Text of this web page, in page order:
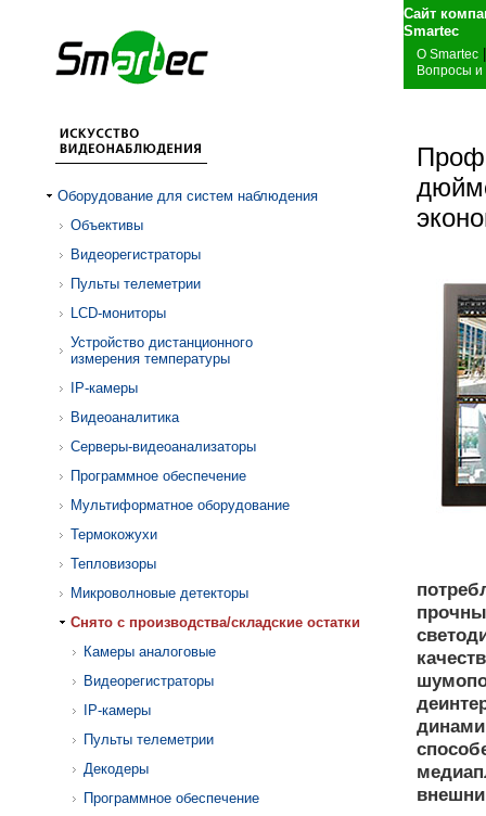
Сайт
О Smartec
Вопросы и
Оборудование для систем наблюдения
Объективы
Видеорегистраторы
Пульты телеметрии
LCD-мониторы
Устройство дистанционного
измерения температуры
IP-камеры
Видеоаналитика
Серверы-видеоанализаторы
Программное обеспечение
Мультиформатное оборудование
Термокожухи
Тепловизоры
Микроволновые детекторы
Cнято с производства/складские остатки
Камеры аналоговые
Видеорегистраторы
IP-камеры
Пульты телеметрии
Декодеры
Программное обеспечение